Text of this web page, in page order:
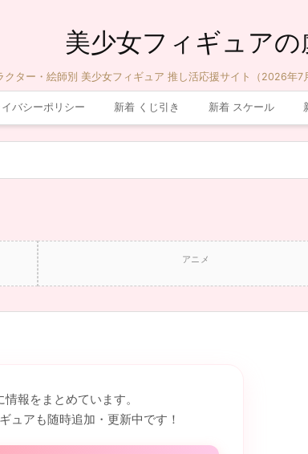
美少女フィギュアの
クター・絵師別 美少女フィギュア 推し活応援サイト（2026年7
バシーポリシー 新着 くじ引き 新着 スケール
アニメ
報をまとめています。
ュアも随時追加・更新中です！